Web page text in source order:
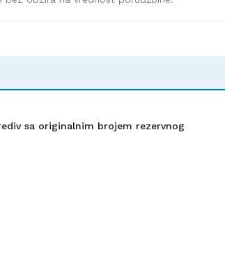
sa originalnim brojem rezervnog